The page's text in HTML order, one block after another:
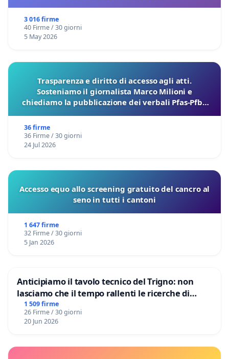
3 016 firme
40 Firme / 30 giorni
5 May 2026
Trasparenza e diritto di accesso agli atti.
Sosteniamo il giornalista Marco Milioni e
chiediamo la pubblicazione dei verbali Pfas-Pfba
36 firme
36 Firme / 30 giorni
24 Jul 2026
Accesso equo allo screening gratuito del cancro al
seno in tutti i cantoni
1 647 firme
32 Firme / 30 giorni
5 Jan 2026
Anticipiamo il tavolo tecnico del Trigno: non
lasciamo che il tempo rallenti le ricerche di
Domenico Racanati
1 509 firme
26 Firme / 30 giorni
20 Jun 2026